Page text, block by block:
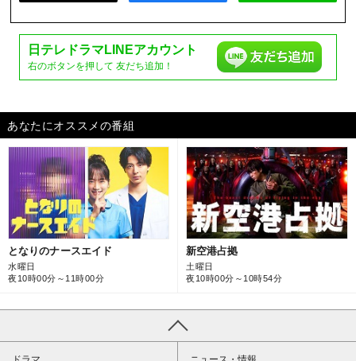
日テレドラマ LINEアカウント
右のボタンを押して 友だち追加！
あなたにオススメの番組
となりのナースエイド
水曜日
夜10時00分～11時00分
新空港占拠
土曜日
夜10時00分～10時54分